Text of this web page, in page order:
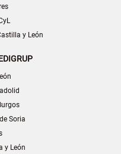
y León
Soria
y León